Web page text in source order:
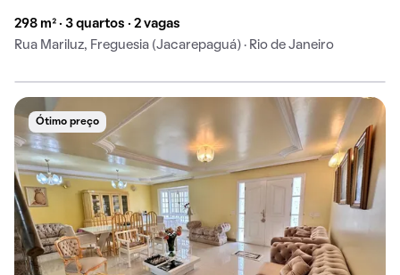
298 m² · 3 quartos · 2 vagas
Rua Mariluz, Freguesia (Jacarepaguá) · Rio de Janeiro
Ótimo preço